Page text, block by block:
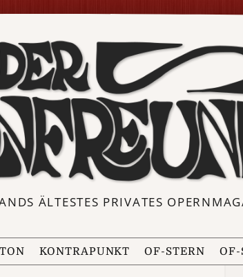
ÄLTESTES PRIVATES
KONTRAPUNKT OF-STERN OF-